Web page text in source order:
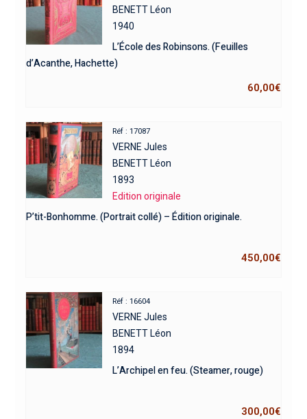
BENETT Léon
1940
L’École des Robinsons. (Feuilles
d’Acanthe, Hachette)
60,00€
Réf : 17087
VERNE Jules
BENETT Léon
1893
Edition originale
P’tit-Bonhomme. (Portrait collé) – Édition originale.
450,00€
Réf : 16604
VERNE Jules
BENETT Léon
1894
L’Archipel en feu. (Steamer, rouge)
300,00€